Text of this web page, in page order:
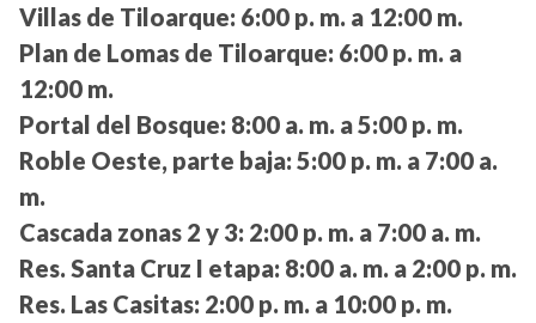
Villas de Tiloarque: 6:00 p. m. a 12:00 m.
Plan de Lomas de Tiloarque: 6:00 p. m. a
12:00 m.
Portal del Bosque: 8:00 a. m. a 5:00 p. m.
Roble Oeste, parte baja: 5:00 p. m. a 7:00 a.
m.
Cascada zonas 2 y 3: 2:00 p. m. a 7:00 a. m.
Res. Santa Cruz I etapa: 8:00 a. m. a 2:00 p. m.
Res. Las Casitas: 2:00 p. m. a 10:00 p. m.